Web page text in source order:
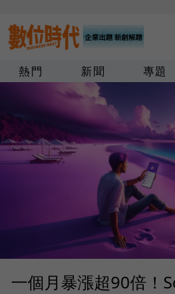
熱門 新聞 專題
一個月暴漲超90倍！